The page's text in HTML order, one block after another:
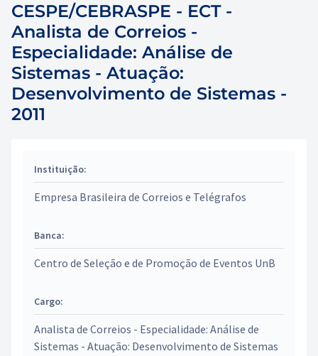
CESPE/CEBRASPE - ECT -
Analista de Correios -
Especialidade: Análise de
Sistemas - Atuação:
Desenvolvimento de Sistemas -
2011
Instituição:
Empresa Brasileira de Correios e Telégrafos
Banca:
Centro de Seleção e de Promoção de Eventos UnB
Cargo:
Analista de Correios - Especialidade: Análise de
Sistemas - Atuação: Desenvolvimento de Sistemas